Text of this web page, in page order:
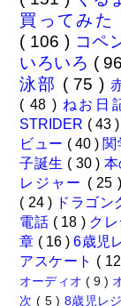
買ってみた
( 106 ) コペ
いろいろ (
泳部 ( 75 )
( 48 ) ねお日
STRIDER ( 43 )
ビュー ( 40 ) 関
子誕生 ( 30 ) 本
レジャー ( 25 )
( 24 ) ドラゴン
電話 ( 18 ) ク
章 ( 16 )6歳児
アスケート (
オーディオ ( 9 )
次( 5 ) 8歳児レ